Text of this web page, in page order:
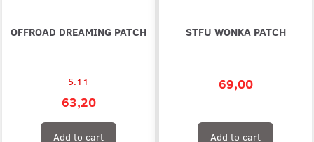
OFFROAD DREAMING PATCH
5.11
63,20
Add to cart
STFU WONKA PATCH
69,00
Add to cart